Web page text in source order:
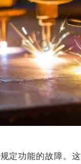
定功能的故障。